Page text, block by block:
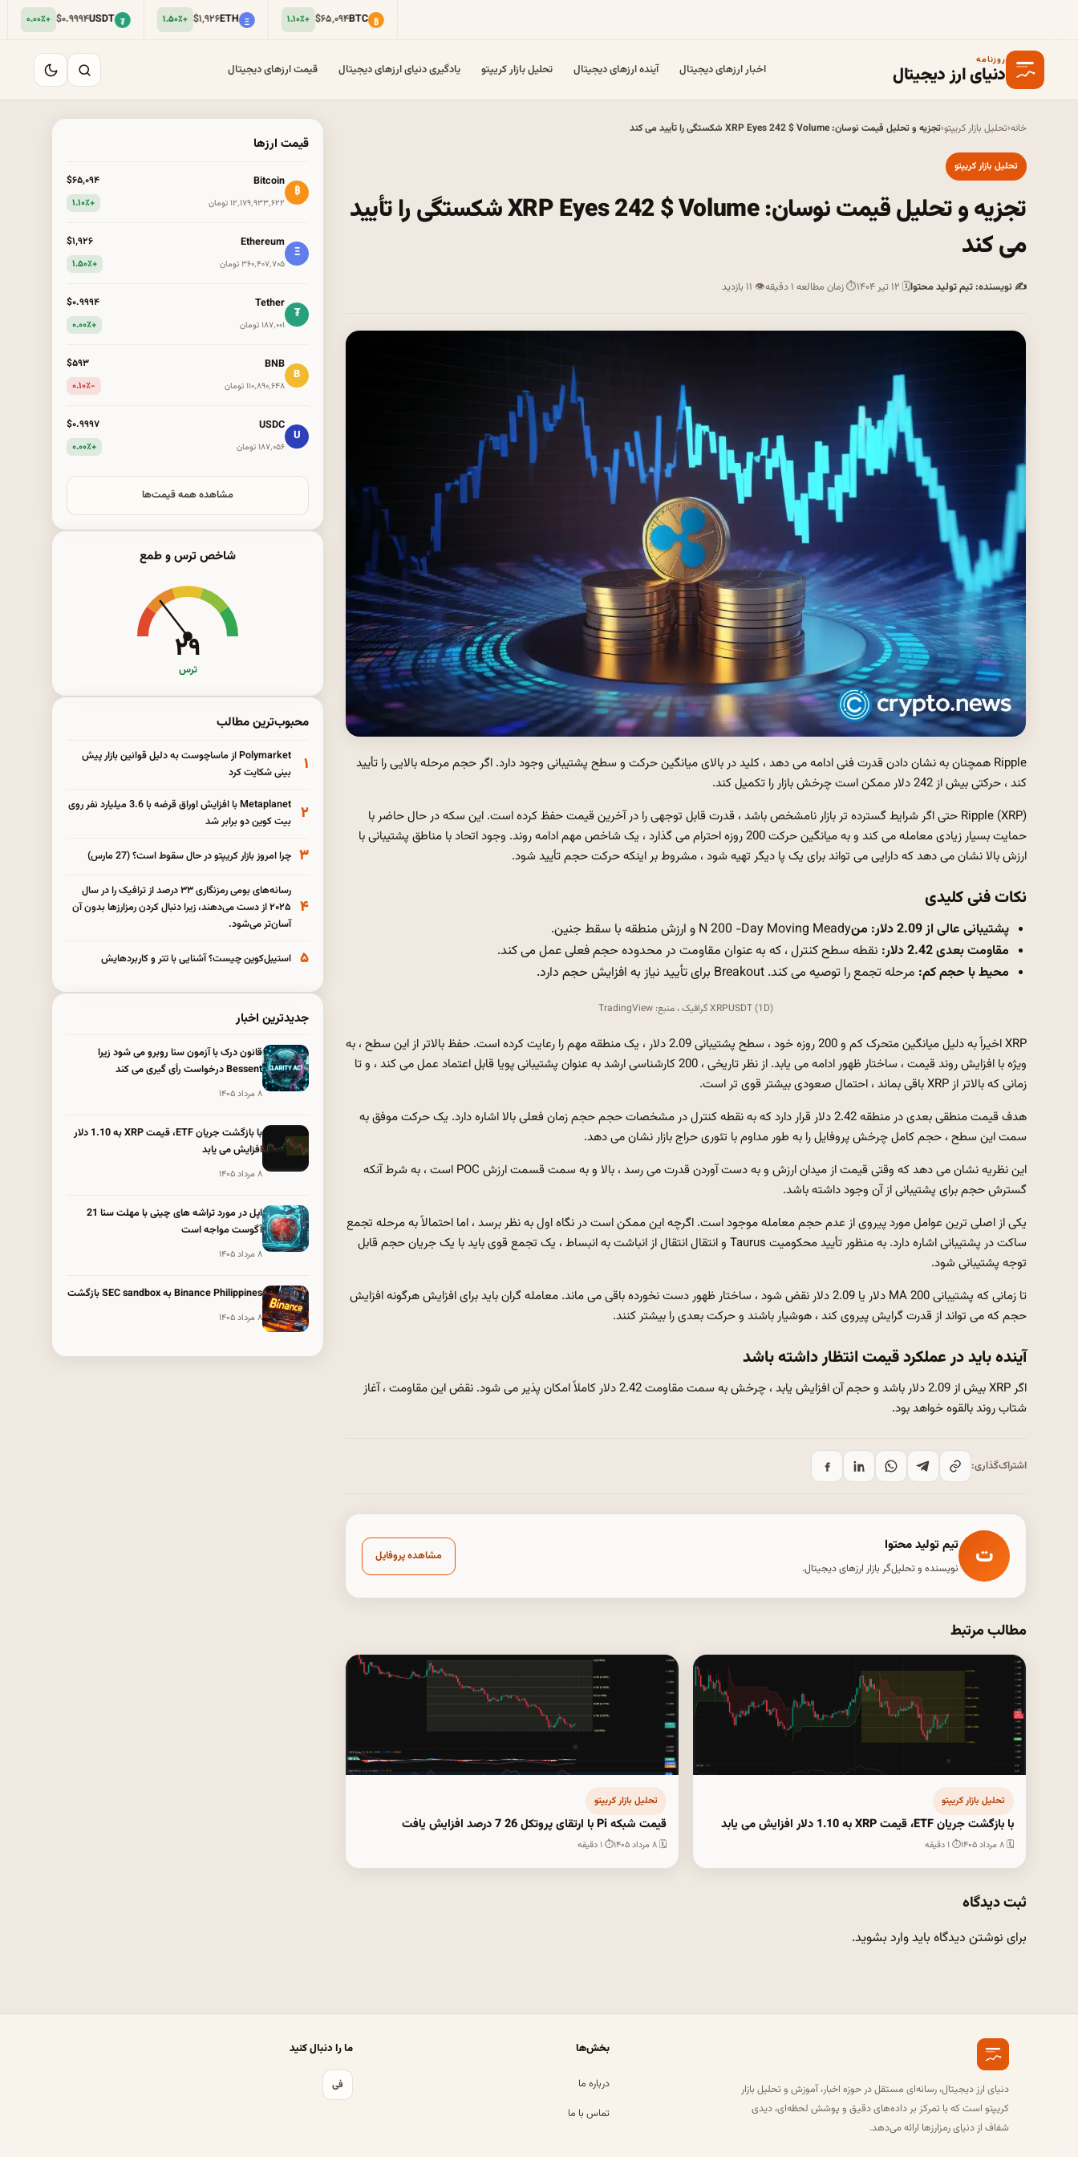
₿
BTC$۶۵٬۰۹۴ +۱.۱۰٪ Ξ
ETH$۱٬۹۲۶ +۱.۵۰٪ ₮
USDT$۰.۹۹۹۴
روزنامه
دنیای ارز دیجیتال اخبار ارزهای دیجیتال آینده ارزهای دیجیتال تحلیل بازار کریپتو یادگیری دنیای ارزهای دیجیتال قیمت ارزهای دیجیتال
خانه‹تحلیل بازار کریپتو‹تجزیه و تحلیل قیمت نوسان: XRP Eyes 242 $ Volume شکستگی را تأیید می کند
تحلیل بازار کریپتو
تجزیه و تحلیل قیمت نوسان: XRP Eyes 242 $ Volume شکستگی را تأیید
می کند
✍ نویسنده: تیم تولید محتوا🗓 ۱۲ تیر ۱۴۰۴ ⏱ زمان مطالعه ۱ دقیقه 👁 ۱۱ بازدید
Ripple همچنان به نشان دادن قدرت فنی ادامه می دهد ، کلید در بالای میانگین حرکت و سطح پشتیبانی وجود دارد. اگر حجم مرحله بالایی را تأیید
کند ، حرکتی بیش از 242 دلار ممکن است چرخش بازار را تکمیل کند.
Ripple (XRP) حتی اگر شرایط گسترده تر بازار نامشخص باشد ، قدرت قابل توجهی را در آخرین قیمت حفظ کرده است. این سکه در حال حاضر با
حمایت بسیار زیادی معامله می کند و به میانگین حرکت 200 روزه احترام می گذارد ، یک شاخص مهم ادامه روند. وجود اتحاد با مناطق پشتیبانی با
ارزش بالا نشان می دهد که دارایی می تواند برای یک پا دیگر تهیه شود ، مشروط بر اینکه حرکت حجم تأیید شود.
نکات فنی کلیدی
پشتیبانی عالی از 2.09 دلار: من
N 200 -Day Moving Meady و ارزش منطقه با سقط جنین.
مقاومت بعدی 2.42 دلار:
نقطه سطح کنترل ، که به عنوان مقاومت در محدوده حجم فعلی عمل می کند.
محیط با حجم کم: مرحله تجمع را توصیه می کند. Breakout برای تأیید نیاز به افزایش حجم دارد.
XRPUSDT (1D) گرافیک ، منبع: TradingView
XRP اخیراً به دلیل میانگین متحرک کم و 200 روزه خود ، سطح پشتیبانی 2.09 دلار ، یک منطقه مهم را رعایت کرده است. حفظ بالاتر از این سطح ، به
ویژه با افزایش روند قیمت ، ساختار ظهور ادامه می یابد. از نظر تاریخی ، 200 کارشناسی ارشد به عنوان پشتیبانی پویا قابل اعتماد عمل می کند ، و تا
زمانی که بالاتر از XRP باقی بماند ، احتمال صعودی بیشتر قوی تر است.
هدف قیمت منطقی بعدی در منطقه 2.42 دلار قرار دارد که به نقطه کنترل در مشخصات حجم حجم زمان فعلی بالا اشاره دارد. یک حرکت موفق به
سمت این سطح ، حجم کامل چرخش پروفایل را به طور مداوم با تئوری حراج بازار نشان می دهد.
این نظریه نشان می دهد که وقتی قیمت از میدان ارزش و به دست آوردن قدرت می رسد ، بالا و به سمت قسمت ارزش POC است ، به شرط آنکه
گسترش حجم برای پشتیبانی از آن وجود داشته باشد.
یکی از اصلی ترین عوامل مورد پیروی از عدم حجم معامله موجود است. اگرچه این ممکن است در نگاه اول به نظر برسد ، اما احتمالاً به مرحله تجمع
ساکت در پشتیبانی اشاره دارد. به منظور تأیید محکومیت Taurus و انتقال انتقال از انباشت به انبساط ، یک تجمع قوی باید با یک جریان حجم قابل
توجه پشتیبانی شود.
تا زمانی که پشتیبانی MA 200 دلار یا 2.09 دلار نقض شود ، ساختار ظهور دست نخورده باقی می ماند. معامله گران باید برای افزایش هرگونه افزایش
حجم که می تواند از قدرت گرایش پیروی کند ، هوشیار باشند و حرکت بعدی را بیشتر کنند.
آینده باید در عملکرد قیمت انتظار داشته باشد
اگر XRP بیش از 2.09 دلار باشد و حجم آن افزایش یابد ، چرخش به سمت مقاومت 2.42 دلار کاملاً امکان پذیر می شود. نقض این مقاومت ، آغاز
شتاب روند بالقوه خواهد بود.
اشتراک‌گذاری:
ت تیم تولید محتوا
نویسنده و تحلیل‌گر بازار ارزهای دیجیتال.
مشاهده پروفایل
مطالب مرتبط
تحلیل بازار کریپتو
با بازگشت جریان ETF، قیمت XRP به 1.10 دلار افزایش می یابد
🗓 ۸ مرداد ۱۴۰۵ ⏱ ۱ دقیقه
تحلیل بازار کریپتو
قیمت شبکه Pi با ارتقای پروتکل 26 7 درصد افزایش یافت
🗓 ۸ مرداد ۱۴۰۵ ⏱ ۱ دقیقه
ثبت دیدگاه
برای نوشتن دیدگاه بایدوارد بشوید.
قیمت ارزها
₿
Bitcoin
۱۲٬۱۷۹٬۹۳۳٬۶۲۲ تومان
$۶۵٬۰۹۴
+۱.۱۰٪
Ξ
Ethereum
۳۶۰٬۴۰۷٬۷۰۵ تومان
$۱٬۹۲۶
+۱.۵۰٪
₮
Tether
۱۸۷٬۰۰۱ تومان
$۰.۹۹۹۴
+۰.۰۰٪
B
BNB
۱۱۰٬۸۹۰٬۶۴۸ تومان
$۵۹۳
-۰.۱۰٪
U
USDC
۱۸۷٬۰۵۶ تومان
$۰.۹۹۹۷
+۰.۰۰٪
مشاهده همه قیمت‌ها
شاخص ترس و طمع
۲۹
ترس
محبوب‌ترین مطالب
۱
Polymarket از ماساچوست به دلیل قوانین بازار پیش
بینی شکایت کرد
۲
Metaplanet با افزایش اوراق قرضه با 3.6 میلیارد نفر روی
بیت کوین دو برابر شد
۳ چرا امروز بازار کریپتو در حال سقوط است؟ (27 مارس)
۴
رسانه‌های بومی رمزنگاری ۳۳ درصد از ترافیک را در سال
۲۰۲۵ از دست می‌دهند، زیرا دنبال کردن رمزارزها بدون آن
آسان‌تر می‌شود.
۵ استیبل‌کوین چیست؟ آشنایی با تتر و کاربردهایش
جدیدترین اخبار
قانون درک با آزمون سنا روبرو می شود زیرا
Bessent درخواست رأی گیری می کند
۸ مرداد ۱۴۰۵
با بازگشت جریان ETF، قیمت XRP به 1.10 دلار
افزایش می یابد
۸ مرداد ۱۴۰۵
اپل در مورد تراشه های چینی با مهلت سنا 21
آگوست مواجه است
۸ مرداد ۱۴۰۵
Binance Philippines به SEC sandbox بازگشت
۸ مرداد ۱۴۰۵
دنیای ارز دیجیتال، رسانه‌ای مستقل در حوزه اخبار، آموزش و تحلیل بازار
کریپتو است که با تمرکز بر داده‌های دقیق و پوشش لحظه‌ای، دیدی
شفاف از دنیای رمزارزها ارائه می‌دهد.
بخش‌ها
درباره ما
تماس با ما
ما را دنبال کنید
فی